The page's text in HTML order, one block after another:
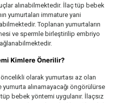
alınabilmektedir. İlaç tüp bebek
yumurtaları immature yani
Toplanan yumurtaların
ve spermle birleştirilip embriyo
Kimlere Önerilir?
olarak yumurtası az olan
yumurta alınamayacağı öngörülürse
bebek yöntemi uygulanır. İlaçsız